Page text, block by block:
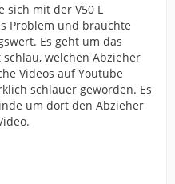
sich mit der V50 L
Problem und bräuchte
Es geht um das
welchen Abzieher
Videos auf Youtube
schlauer geworden. Es
um dort den Abzieher